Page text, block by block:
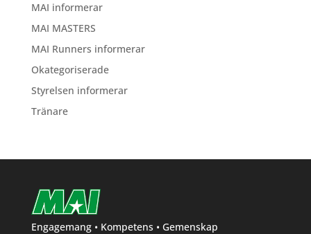
MAI informerar
MAI MASTERS
MAI Runners informerar
Okategoriserade
Styrelsen informerar
Tränare
Engagemang • Kompetens • Gemenskap